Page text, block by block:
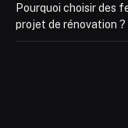
Pourquoi choisir des
projet de rénovation ?